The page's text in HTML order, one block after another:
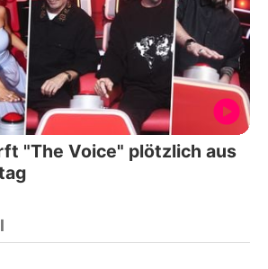
"The Voice" plötzlich aus